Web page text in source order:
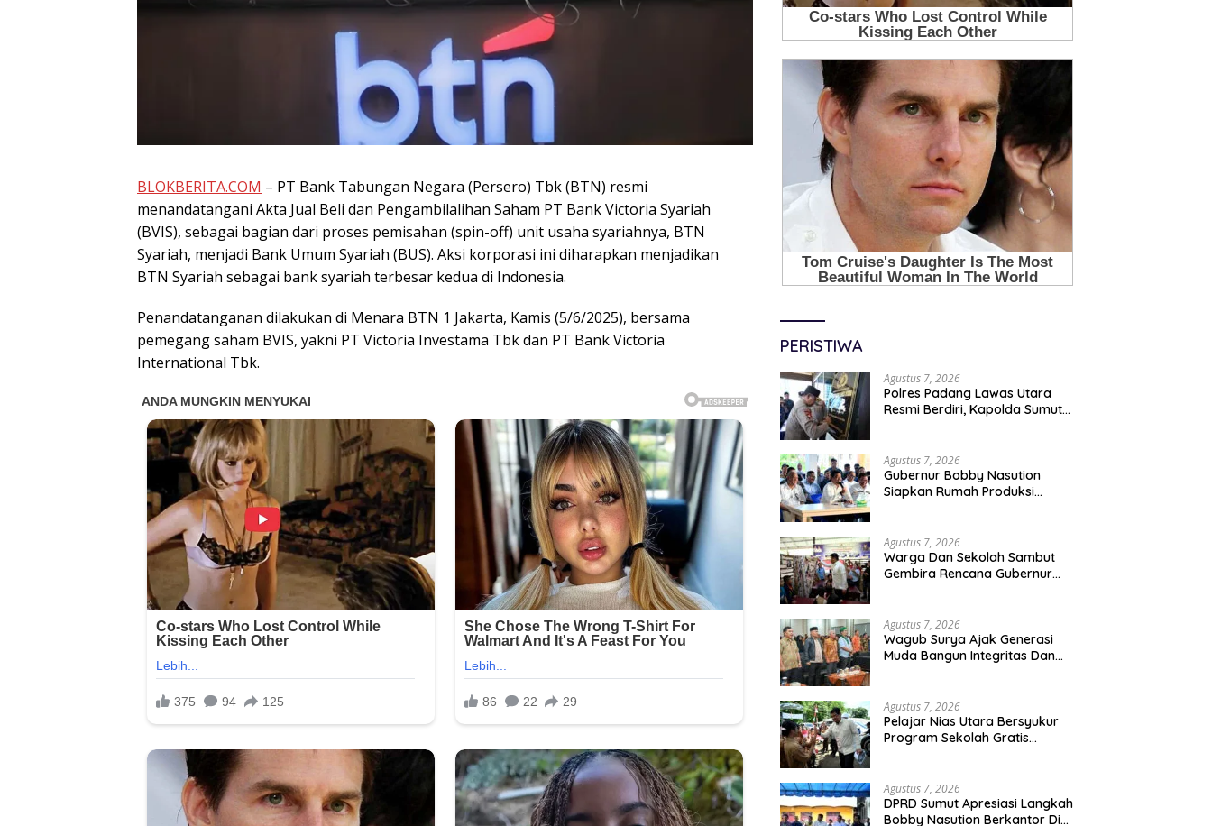
BLOKBERITA.COM – PT Bank Tabungan Negara (Persero) Tbk (BTN) resmi
menandatangani Akta Jual Beli dan Pengambilalihan Saham PT Bank Victoria Syariah
(BVIS), sebagai bagian dari proses pemisahan (spin-off) unit usaha syariahnya, BTN
Syariah, menjadi Bank Umum Syariah (BUS). Aksi korporasi ini diharapkan menjadikan
BTN Syariah sebagai bank syariah terbesar kedua di Indonesia.
Penandatanganan dilakukan di Menara BTN 1 Jakarta, Kamis (5/6/2025), bersama
pemegang saham BVIS, yakni PT Victoria Investama Tbk dan PT Bank Victoria
International Tbk.
PERISTIWA
Agustus 7, 2026
Polres Padang Lawas Utara
Resmi Berdiri, Kapolda Sumut
Agustus 7, 2026
Gubernur Bobby Nasution
Siapkan Rumah Produksi
Agustus 7, 2026
Warga Dan Sekolah Sambut
Gembira Rencana Gubernur
Agustus 7, 2026
Wagub Surya Ajak Generasi
Muda Bangun Integritas Dan
Agustus 7, 2026
Pelajar Nias Utara Bersyukur
Program Sekolah Gratis
Agustus 7, 2026
DPRD Sumut Apresiasi Langkah
Bobby Nasution Berkantor Di